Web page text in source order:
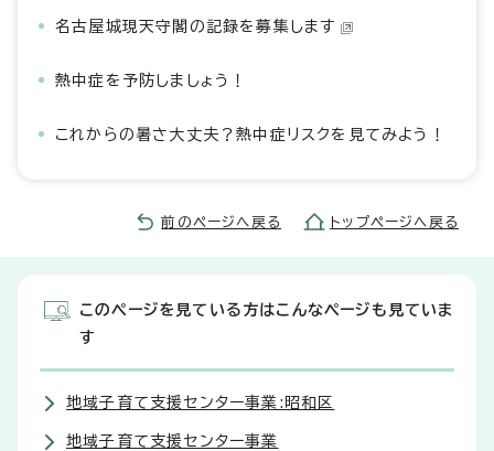
名古屋城現天守閣の記録を募集します
熱中症を予防しましょう！
これからの暑さ大丈夫？熱中症リスクを見てみよう！
前のページへ戻る トップページへ戻る
このページを見ている方はこんなページも見ていま
す
地域子育て支援センター事業:昭和区
地域子育て支援センター事業